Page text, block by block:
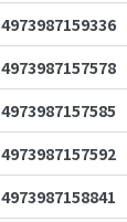
4973987159336
4973987157578
4973987157585
4973987157592
4973987158841